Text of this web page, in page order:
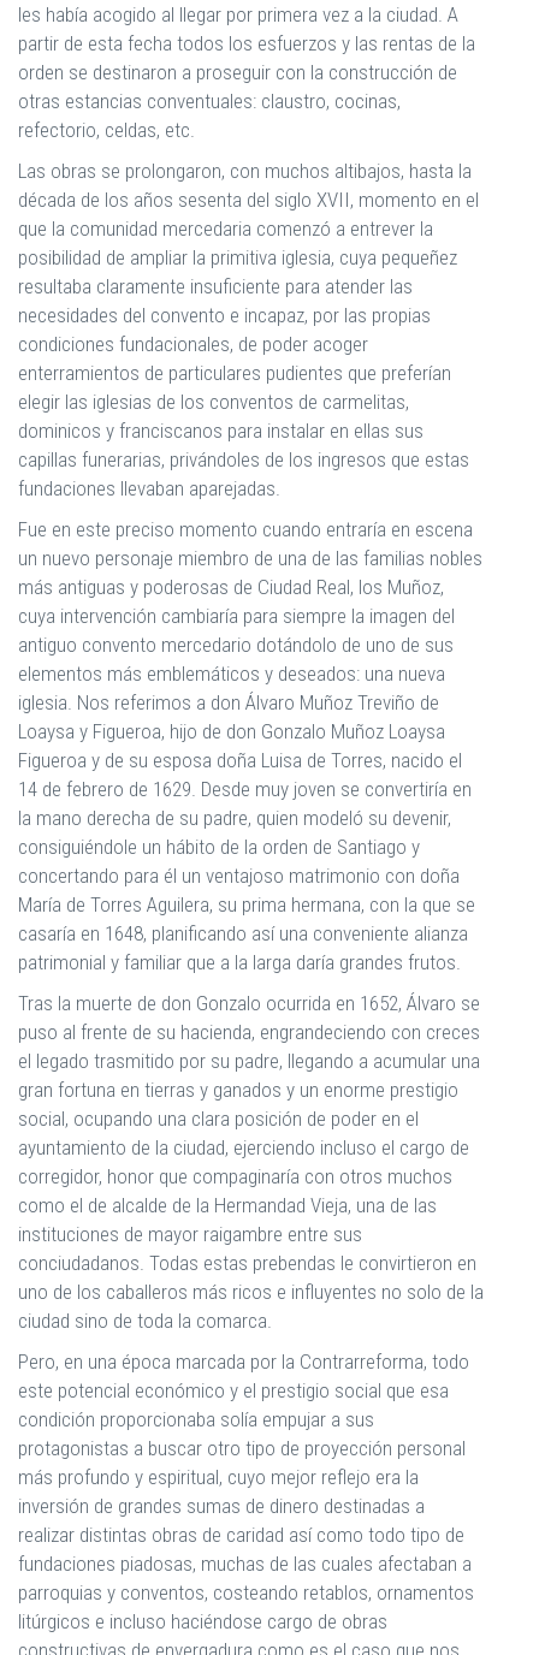
les había acogido al llegar por primera vez a la ciudad. A
partir de esta fecha todos los esfuerzos y las rentas de la
orden se destinaron a proseguir con la construcción de
otras estancias conventuales: claustro, cocinas,
refectorio, celdas, etc.
Las obras se prolongaron, con muchos altibajos, hasta la
década de los años sesenta del siglo XVII, momento en el
que la comunidad mercedaria comenzó a entrever la
posibilidad de ampliar la primitiva iglesia, cuya pequeñez
resultaba claramente insuficiente para atender las
necesidades del convento e incapaz, por las propias
condiciones fundacionales, de poder acoger
enterramientos de particulares pudientes que preferían
elegir las iglesias de los conventos de carmelitas,
dominicos y franciscanos para instalar en ellas sus
capillas funerarias, privándoles de los ingresos que estas
fundaciones llevaban aparejadas.
Fue en este preciso momento cuando entraría en escena
un nuevo personaje miembro de una de las familias nobles
más antiguas y poderosas de Ciudad Real, los Muñoz,
cuya intervención cambiaría para siempre la imagen del
antiguo convento mercedario dotándolo de uno de sus
elementos más emblemáticos y deseados: una nueva
iglesia. Nos referimos a don Álvaro Muñoz Treviño de
Loaysa y Figueroa, hijo de don Gonzalo Muñoz Loaysa
Figueroa y de su esposa doña Luisa de Torres, nacido el
14 de febrero de 1629. Desde muy joven se convertiría en
la mano derecha de su padre, quien modeló su devenir,
consiguiéndole un hábito de la orden de Santiago y
concertando para él un ventajoso matrimonio con doña
María de Torres Aguilera, su prima hermana, con la que se
casaría en 1648, planificando así una conveniente alianza
patrimonial y familiar que a la larga daría grandes frutos.
Tras la muerte de don Gonzalo ocurrida en 1652, Álvaro se
puso al frente de su hacienda, engrandeciendo con creces
el legado trasmitido por su padre, llegando a acumular una
gran fortuna en tierras y ganados y un enorme prestigio
social, ocupando una clara posición de poder en el
ayuntamiento de la ciudad, ejerciendo incluso el cargo de
corregidor, honor que compaginaría con otros muchos
como el de alcalde de la Hermandad Vieja, una de las
instituciones de mayor raigambre entre sus
conciudadanos. Todas estas prebendas le convirtieron en
uno de los caballeros más ricos e influyentes no solo de la
ciudad sino de toda la comarca.
Pero, en una época marcada por la Contrarreforma, todo
este potencial económico y el prestigio social que esa
condición proporcionaba solía empujar a sus
protagonistas a buscar otro tipo de proyección personal
más profundo y espiritual, cuyo mejor reflejo era la
inversión de grandes sumas de dinero destinadas a
realizar distintas obras de caridad así como todo tipo de
fundaciones piadosas, muchas de las cuales afectaban a
parroquias y conventos, costeando retablos, ornamentos
litúrgicos e incluso haciéndose cargo de obras